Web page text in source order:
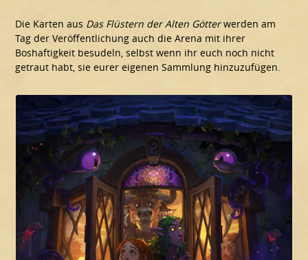
Die Karten aus Das Flüstern der Alten Götterwerden am
Tag der Veröffentlichung auch die Arena mit ihrer
Boshaftigkeit besudeln, selbst wenn ihr euch noch nicht
getraut habt, sie eurer eigenen Sammlung hinzuzufügen.